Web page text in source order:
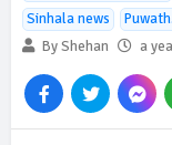
Sinhala news
By Shehan
a